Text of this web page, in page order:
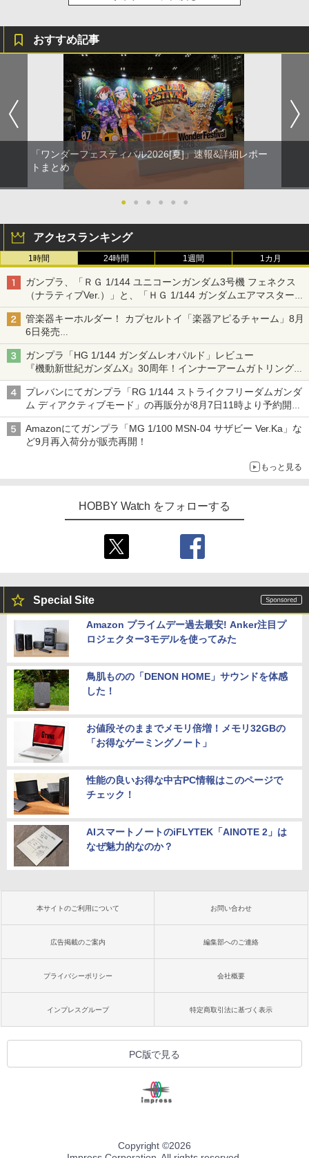
おすすめ記事
「ワンダーフェスティバル2026[夏]」速報&詳細レポー
トまとめ
● ● ● ● ● ●
アクセスランキング
1時間 24時間 1週間 1カ月
ガンプラ、「ＲＧ 1/144 ユニコーンガンダム3号機 フェネクス
（ナラティブVer.）」と、「ＨＧ 1/144 ガンダムエアマスターバ
ースト」再販
管楽器キーホルダー！ カプセルトイ「楽器アピるチャーム」8月
6日発売
チューバ、テナサクなど5種各3色
ガンプラ「HG 1/144 ガンダムレオパルド」レビュー
『機動新世紀ガンダムX』30周年！インナーアームガトリングの
変形機構まで再現し最新フォーマットでキット化！
プレバンにてガンプラ「RG 1/144 ストライクフリーダムガンダ
ム ディアクティブモード」の再販分が8月7日11時より予約開
始！
Amazonにてガンプラ「MG 1/100 MSN-04 サザビー Ver.Ka」な
ど9月再入荷分が販売再開！
もっと見る
HOBBY Watch をフォローする
Special Site
Amazon プライムデー過去最安! Anker注目プ
ロジェクター3モデルを使ってみた
鳥肌ものの「DENON HOME」サウンドを体感
した！
お値段そのままでメモリ倍増！メモリ32GBの
「お得なゲーミングノート」
性能の良いお得な中古PC情報はこのページで
チェック！
AIスマートノートのiFLYTEK「AINOTE 2」は
なぜ魅力的なのか？
本サイトのご利用について お問い合わせ
広告掲載のご案内 編集部へのご連絡
プライバシーポリシー 会社概要
インプレスグループ 特定商取引法に基づく表示
PC版で見る
Copyright ©2026